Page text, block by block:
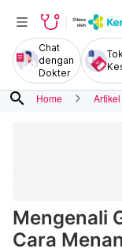
Chat
dengan
Dokter
search Home Artikel
Mengenali
Cara